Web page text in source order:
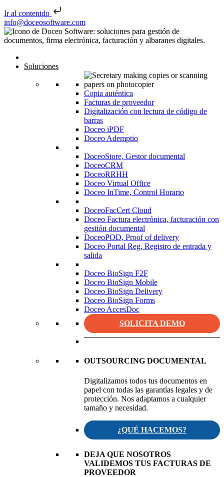
Ir al contenido
Saltar al contenido
info@doceosoftware.com
Navegación de entradas
Soluciones
Copia auténtica
Facturas de proveedor
Digitalización con lectura de código de
barras
Doceo iPDF
Doceo Ademptio
DoceoStore, Gestor documental
DoceoCRM
DoceoRRHH
Doceo Virtual Office
Doceo InTime, Control Horario
DoceoFacCert Cloud
Doceo Factura electrónica, facturación con
gestión documental
DoceoPOD, Proof of delivery
Doceo Portal Reg, Registro de entrada y
salida
Doceo BioSign F2F
Doceo BioSign Mobile
Doceo BioSign Delivery
Doceo BioSign Forms
Doceo AccesDoc
SOLICITA DEMO
OUTSOURCING DOCUMENTAL
Digitalizamos todos tus documentos en
papel con todas las garantías legales y de
protección. Nos adaptamos a cualquier
tamaño y necesidad.
¿QUÉ HACEMOS?
DEJA QUE NOSOTROS
VALIDEMOS TUS FACTURAS DE
PROVEEDOR